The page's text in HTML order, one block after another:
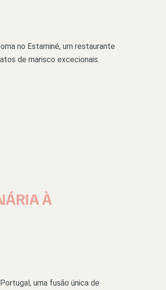
no Estaminé, um restaurante
de marisco excecionais.
À
uma fusão única de